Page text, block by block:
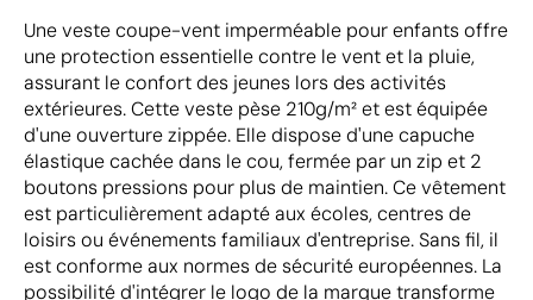
Une veste coupe-vent imperméable pour enfants offre
une protection essentielle contre le vent et la pluie,
assurant le confort des jeunes lors des activités
extérieures. Cette veste pèse 210g/m² et est équipée
d'une ouverture zippée. Elle dispose d'une capuche
élastique cachée dans le cou, fermée par un zip et 2
boutons pressions pour plus de maintien. Ce vêtement
est particulièrement adapté aux écoles, centres de
loisirs ou événements familiaux d'entreprise. Sans fil, il
est conforme aux normes de sécurité européennes. La
possibilité d'intégrer le logo de la marque transforme